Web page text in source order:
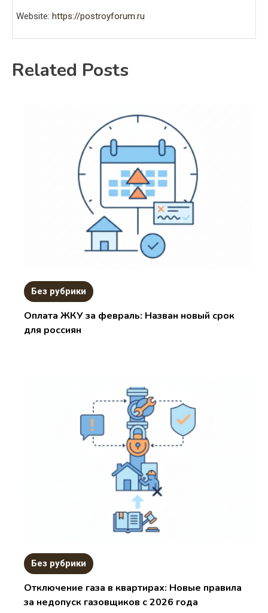
Website: https://postroyforum.ru
Related Posts
Без рубрики
Оплата ЖКУ за февраль: Назван новый срок
для россиян
Без рубрики
Отключение газа в квартирах: Новые правила
за недопуск газовщиков с 2026 года